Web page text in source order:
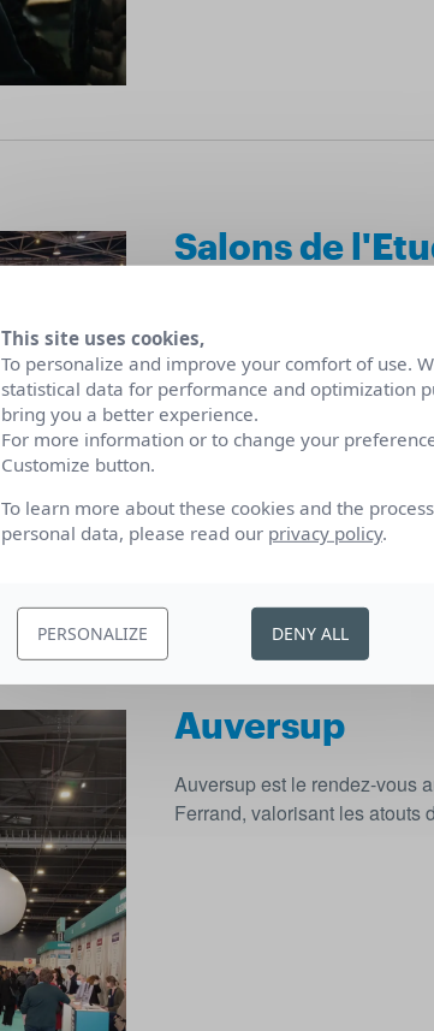
Salons de
L’Etudiant organise de
Rhône-Alpes, ainsi que des
bachelier ou étudiant, vous y
votre orientation et découvrir
Auversup
Auversup est le rendez-vous
Ferrand, valorisant les atouts
This site uses cookies,
To personalize and improve your comfort of use.
statistical data for performance and optimization
bring you a better experience.
For more information or to change your
Customize button.
To learn more about these cookies and the
personal data, please read our privacy policy.
PERSONALIZE DENY ALL